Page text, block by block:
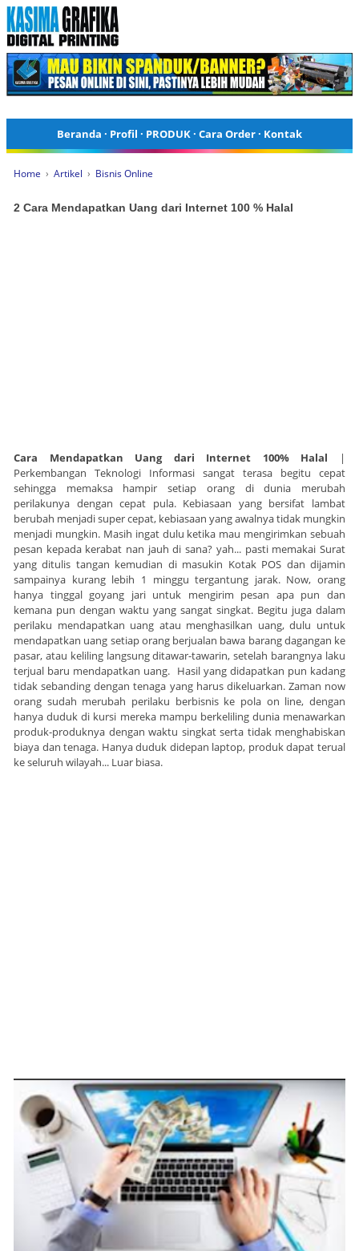
Beranda · Profil · PRODUK· Cara Order· Kontak
Home › Artikel › Bisnis Online
2 Cara Mendapatkan Uang dari Internet 100 % Halal
Cara Mendapatkan Uang dari Internet 100% Halal |
Perkembangan Teknologi Informasi sangat terasa begitu cepat
sehingga memaksa hampir setiap orang di dunia merubah
perilakunya dengan cepat pula. Kebiasaan yang bersifat lambat
berubah menjadi super cepat, kebiasaan yang awalnya tidak mungkin
menjadi mungkin. Masih ingat dulu ketika mau mengirimkan sebuah
pesan kepada kerabat nan jauh di sana? yah... pasti memakai Surat
yang ditulis tangan kemudian di masukin Kotak POS dan dijamin
sampainya kurang lebih 1 minggu tergantung jarak. Now, orang
hanya tinggal goyang jari untuk mengirim pesan apa pun dan
kemana pun dengan waktu yang sangat singkat. Begitu juga dalam
perilaku mendapatkan uang atau menghasilkan uang, dulu untuk
mendapatkan uang setiap orang berjualan bawa barang dagangan ke
pasar, atau keliling langsung ditawar-tawarin, setelah barangnya laku
terjual baru mendapatkan uang. Hasil yang didapatkan pun kadang
tidak sebanding dengan tenaga yang harus dikeluarkan. Zaman now
orang sudah merubah perilaku berbisnis ke pola on line, dengan
hanya duduk di kursi mereka mampu berkeliling dunia menawarkan
produk-produknya dengan waktu singkat serta tidak menghabiskan
biaya dan tenaga. Hanya duduk didepan laptop, produk dapat terual
ke seluruh wilayah... Luar biasa.